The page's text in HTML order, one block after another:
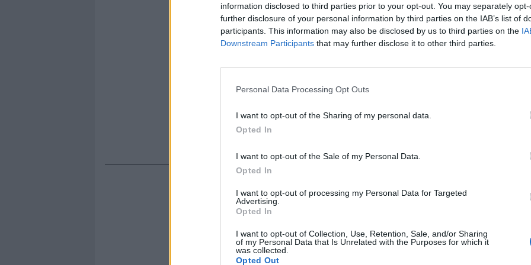
information disclosed to third parties prior to your opt-out. You may separately
further disclosure of your personal information by third parties on the IAB’s list of
participants. This information may also be disclosed by us to third parties on the
Downstream Participants that may further disclose it to other third parties.
Personal Data Processing Opt Outs
I want to opt-out of the Sharing of my personal data.
Opted In
I want to opt-out of the Sale of my Personal Data.
Opted In
I want to opt-out of processing my Personal Data for Targeted
Advertising.
Opted In
I want to opt-out of Collection, Use, Retention, Sale, and/or Sharing
of my Personal Data that Is Unrelated with the Purposes for which it
was collected.
Opted Out
Rudy Giuliani a Come States?
americana